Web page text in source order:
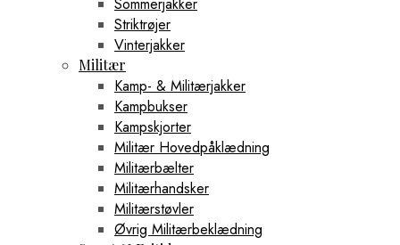
Sommerjakker
Striktrøjer
Vinterjakker
Militær
Kamp- & Militærjakker
Kampbukser
Kampskjorter
Militær Hovedpåklædning
Militærbælter
Militærhandsker
Militærstøvler
Øvrig Militærbeklædning